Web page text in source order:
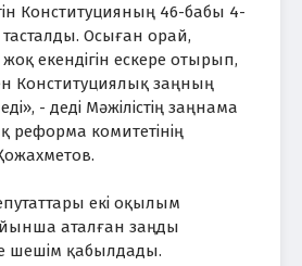
Конституцияның 46-бабы 4-
Осыған орай,
жоқ екендігін ескере отырып,
Конституциялық заңның
- деді Мәжілістің заңнама
реформа комитетінің
екі оқылым
аталған заңды
шешім қабылдады.